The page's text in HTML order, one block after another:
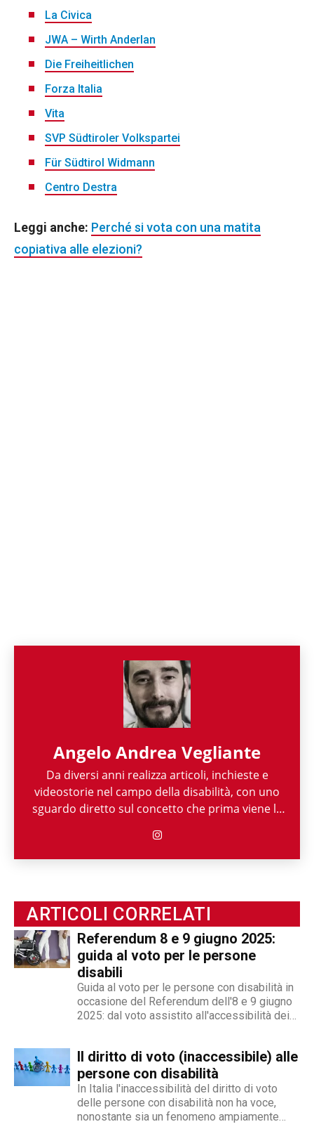
La Civica
JWA – Wirth Anderlan
Die Freiheitlichen
Forza Italia
Vita
SVP Südtiroler Volkspartei
Für Südtirol Widmann
Centro Destra
Leggi anche: Perché si vota con una matita
copiativa alle elezioni?
Angelo Andrea Vegliante
Da diversi anni realizza articoli, inchieste e
videostorie nel campo della disabilità, con uno
sguardo diretto sul concetto che prima viene la
esperienza nel mondo associazionistico italiano
e internazionale, Angelo Andrea Vegliante ha
permettono di spaziare tra giornalismo,
videogiornalismo e speakeraggio radiofonico. La
sua impronta stilistica è da sempre al servizio
dei temi sociali: si fa portavoce delle fasce più
deboli della società, spinto dall'irrefrenabile
curiosità. L’immancabile sete di verità lo
contraddistingue per la dedizione al fact
redattore del nostro magazine online.
ARTICOLI CORRELATI
Referendum 8 e 9 giugno 2025:
guida al voto per le persone
disabili
Guida al voto per le persone con disabilità in
occasione del Referendum dell'8 e 9 giugno
2025: dal voto assistito all'accessibilità dei
Il diritto di voto (inaccessibile) alle
persone con disabilità
In Italia l'inaccessibilità del diritto di voto
delle persone con disabilità non ha voce,
nonostante sia un fenomeno ampiamente